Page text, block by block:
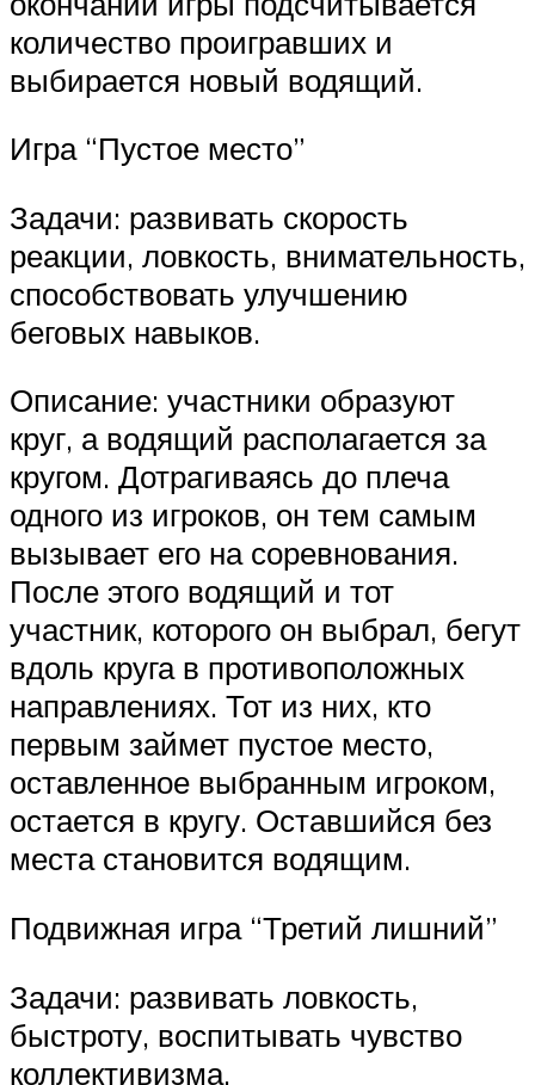
количество проигравших и
выбирается новый водящий.
Игра “Пустое место”
Задачи: развивать скорость
реакции, ловкость, внимательность,
способствовать улучшению
беговых навыков.
Описание: участники образуют
круг, а водящий располагается за
кругом. Дотрагиваясь до плеча
одного из игроков, он тем самым
вызывает его на соревнования.
После этого водящий и тот
участник, которого он выбрал, бегут
вдоль круга в противоположных
направлениях. Тот из них, кто
первым займет пустое место,
оставленное выбранным игроком,
остается в кругу. Оставшийся без
места становится водящим.
Подвижная игра “Третий лишний”
Задачи: развивать ловкость,
быстроту, воспитывать чувство
коллективизма.